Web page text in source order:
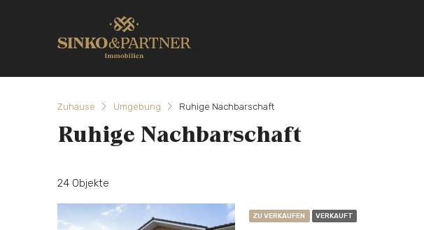
Zuhause Umgebung Ruhige Nachbarschaft
Ruhige Nachbarschaft
24 Objekte
ZU VERKAUFEN VERKAUFT